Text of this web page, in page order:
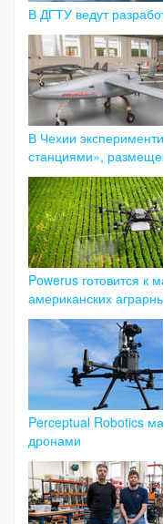
В ДГТУ ведут
В Чехии
станциями»,
Powerus готовится к
американских
Perceptual Robotics
дронами